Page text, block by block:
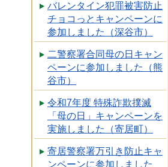
バレンタイン犯罪被害防止
チョコっとキャンペーンに
参加しました（深谷市）
二警察署合同母の日キャン
ペーンに参加しました（熊
谷市）
令和7年度 特殊詐欺撲滅
「母の日」キャンペーンを
実施しました（寄居町）
寄居警察署万引き防止キャ
ンペーンに参加しました